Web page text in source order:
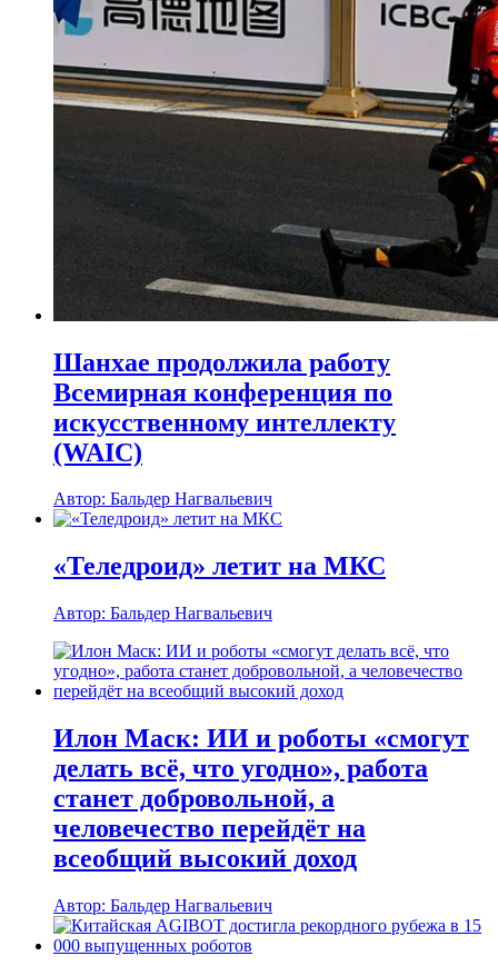
Шанхае продолжила работу
Всемирная конференция по
искусственному интеллекту
(WAIC)
Автор: Бальдер Нагвальевич
«Теледроид» летит на МКС
Автор: Бальдер Нагвальевич
Илон Маск: ИИ и роботы «смогут
делать всё, что угодно», работа
станет добровольной, а
человечество перейдёт на
всеобщий высокий доход
Автор: Бальдер Нагвальевич